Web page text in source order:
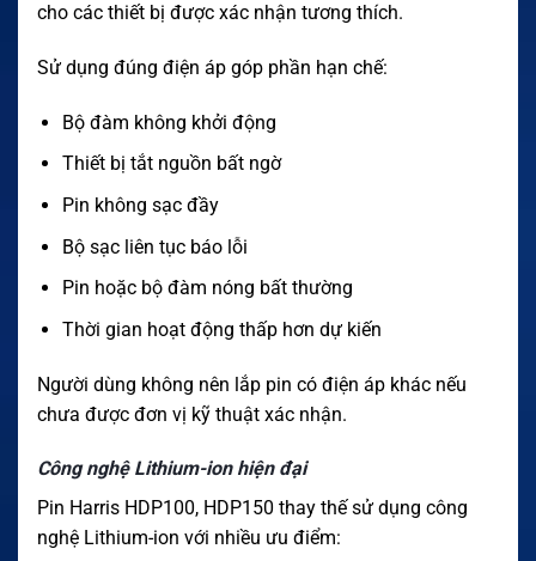
cho các thiết bị được xác nhận tương thích.
Sử dụng đúng điện áp góp phần hạn chế:
Bộ đàm không khởi động
Thiết bị tắt nguồn bất ngờ
Pin không sạc đầy
Bộ sạc liên tục báo lỗi
Pin hoặc bộ đàm nóng bất thường
Thời gian hoạt động thấp hơn dự kiến
Người dùng không nên lắp pin có điện áp khác nếu
chưa được đơn vị kỹ thuật xác nhận.
Công nghệ Lithium-ion hiện đại
Pin Harris HDP100, HDP150 thay thế sử dụng công
nghệ Lithium-ion với nhiều ưu điểm: